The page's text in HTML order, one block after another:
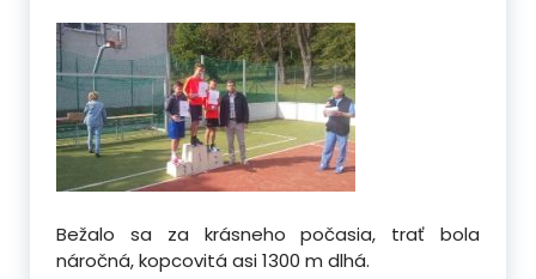
Bežalo sa za krásneho počasia, trať bola
náročná, kopcovitá asi 1300 m dlhá.